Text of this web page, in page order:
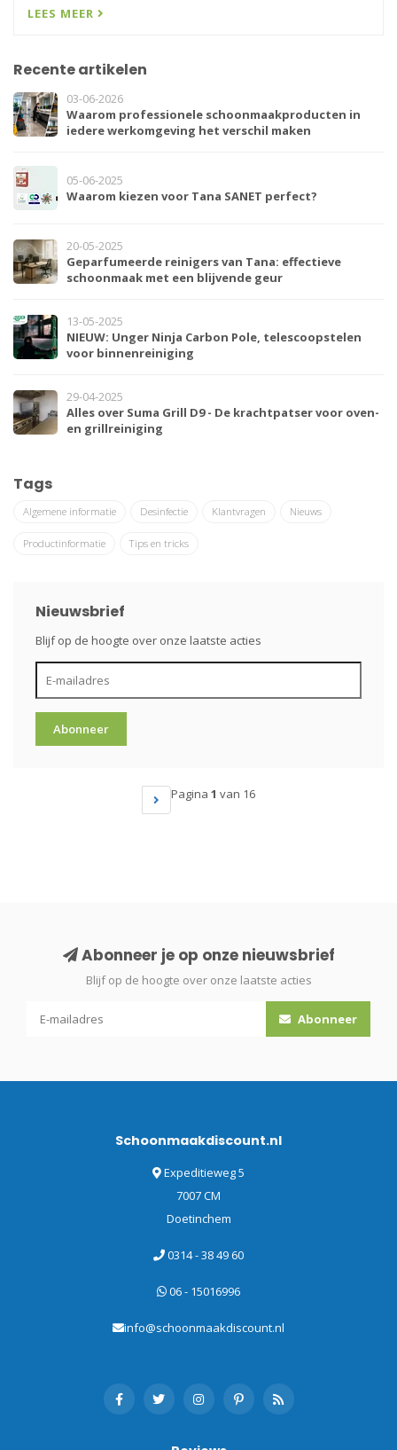
LEES MEER
Recente artikelen
03-06-2026
Waarom professionele schoonmaakproducten in
iedere werkomgeving het verschil maken
05-06-2025
Waarom kiezen voor Tana SANET perfect?
20-05-2025
Geparfumeerde reinigers van Tana: effectieve
schoonmaak met een blijvende geur
13-05-2025
NIEUW: Unger Ninja Carbon Pole, telescoopstelen
voor binnenreiniging
29-04-2025
Alles over Suma Grill D9 - De krachtpatser voor oven-
en grillreiniging
Tags
Algemene informatie Desinfectie Klantvragen Nieuws
Productinformatie Tips en tricks
Nieuwsbrief
Blijf op de hoogte over onze laatste acties
Abonneer
Pagina 1 van 16
Abonneer je op onze nieuwsbrief
Blijf op de hoogte over onze laatste acties
Abonneer
Schoonmaakdiscount.nl
Expeditieweg 5
7007 CM
Doetinchem
0314 - 38 49 60
06 - 15016996
info@schoonmaakdiscount.nl